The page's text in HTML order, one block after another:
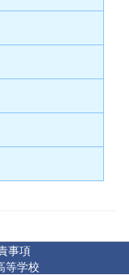
事項
等学校